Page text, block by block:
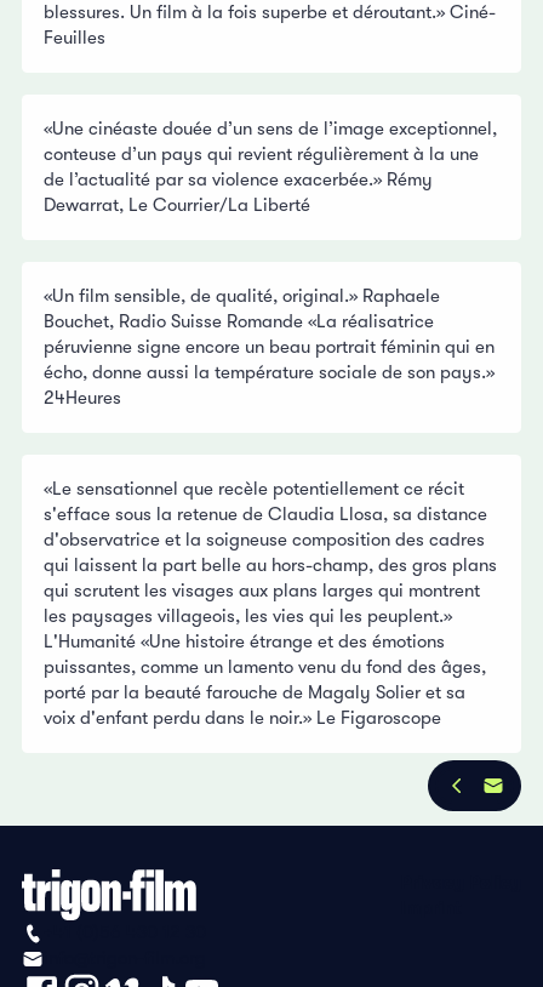
blessures. Un film à la fois superbe et déroutant.» Ciné-
Feuilles
«Une cinéaste douée d’un sens de l’image exceptionnel,
conteuse d’un pays qui revient régulièrement à la une
de l’actualité par sa violence exacerbée.» Rémy
Dewarrat, Le Courrier/La Liberté
«Un film sensible, de qualité, original.» Raphaele
Bouchet, Radio Suisse Romande «La réalisatrice
péruvienne signe encore un beau portrait féminin qui en
écho, donne aussi la température sociale de son pays.»
24Heures
«Le sensationnel que recèle potentiellement ce récit
s'efface sous la retenue de Claudia Llosa, sa distance
d'observatrice et la soigneuse composition des cadres
qui laissent la part belle au hors-champ, des gros plans
qui scrutent les visages aux plans larges qui montrent
les paysages villageois, les vies qui les peuplent.»
L'Humanité «Une histoire étrange et des émotions
puissantes, comme un lamento venu du fond des âges,
porté par la beauté farouche de Magaly Solier et sa
voix d'enfant perdu dans le noir.» Le Figaroscope